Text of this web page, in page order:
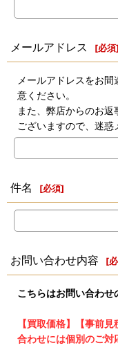
メールアドレス [必須]
メールアドレスをお
意ください。
また、弊店からのお
ございますので、迷惑
件名 [必須]
お問い合わせ内容 [
こちらはお問い合わせ
【買取価格】【事前
合わせには個別のご対